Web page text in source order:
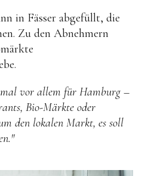
in Fässer abgefüllt, die
Zu den Abnehmern
vor allem für Hamburg –
Bio-Märkte oder
den lokalen Markt, es soll